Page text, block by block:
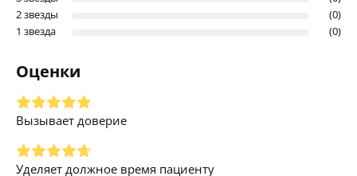
2 звезды
(0)
1 звезда
(0)
Оценки
Вызывает доверие
Уделяет должное время пациенту